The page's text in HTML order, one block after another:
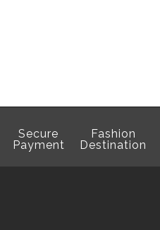
Secure
Payment
Fashion
Destination